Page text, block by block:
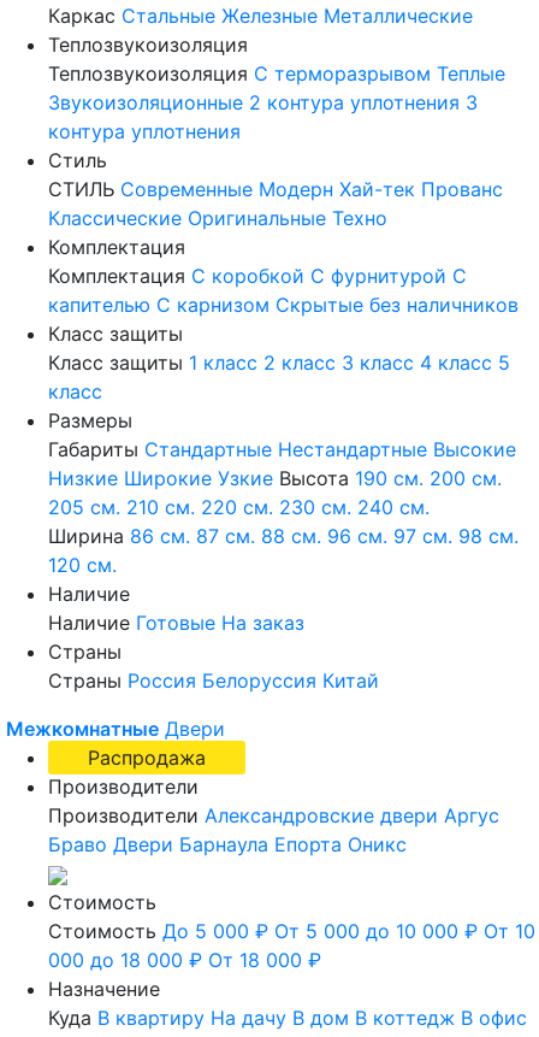
Каркас Стальные Железные Металлические
Теплозвукоизоляция
Теплозвукоизоляция С терморазрывом Теплые
Звукоизоляционные 2 контура уплотнения 3
контура уплотнения
Стиль
СТИЛЬ Современные Модерн Хай-тек Прованс
Классические Оригинальные Техно
Комплектация
Комплектация С коробкой С фурнитурой С
капителью С карнизом Скрытые без наличников
Класс защиты
Класс защиты 1 класс 2 класс 3 класс 4 класс 5
класс
Размеры
Габариты Стандартные Нестандартные Высокие
Низкие Широкие Узкие Высота 190 см. 200 см.
205 см. 210 см. 220 см. 230 см. 240 см.
Ширина 86 см. 87 см. 88 см. 96 см. 97 см. 98 см.
120 см.
Наличие
Наличие Готовые На заказ
Страны
Страны Россия Белоруссия Китай
Межкомнатные Двери
Распродажа
Производители
Производители Александровские двери Аргус
Браво Двери Барнаула Епорта Оникс
Стоимость
Стоимость До 5 000 ₽ От 5 000 до 10 000 ₽ От 10
000 до 18 000 ₽ От 18 000 ₽
Назначение
Куда В квартиру На дачу В дом В коттедж В офис